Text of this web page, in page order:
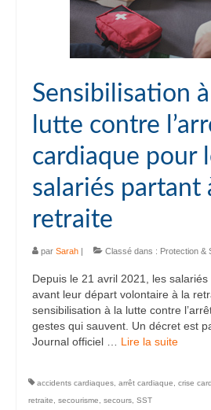
Sensibilisation
lutte contre
cardiaque pour
salariés partant
retraite
par Sarah | Classé dans : Protection &
Depuis le 21 avril 2021, les salariés
avant leur départ volontaire à la
sensibilisation à la lutte contre
gestes qui sauvent. Un décret est
Journal officiel … Lire la suite­­
accidents cardiaques arrêt cardiaque crise
retraite
secourisme secours SST